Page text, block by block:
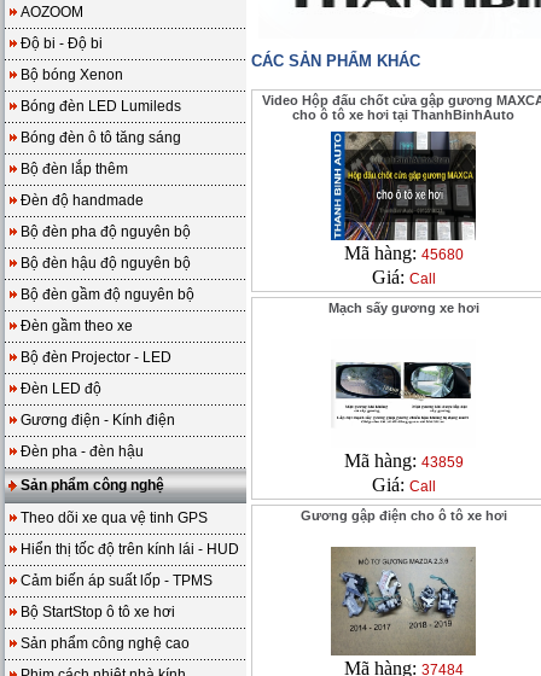
AOZOOM
Độ bi - Độ bi
Bộ bóng Xenon
Bóng đèn LED Lumileds
Bóng đèn ô tô tăng sáng
Bộ đèn lắp thêm
Đèn độ handmade
Bộ đèn pha độ nguyên bộ
Bộ đèn hậu độ nguyên bộ
Bộ đèn gầm độ nguyên bộ
Đèn gầm theo xe
Bộ đèn Projector - LED
Đèn LED độ
Gương điện - Kính điện
Đèn pha - đèn hậu
Sản phẩm công nghệ
Theo dõi xe qua vệ tinh GPS
Hiển thị tốc độ trên kính lái - HUD
Cảm biến áp suất lốp - TPMS
Bộ StartStop ô tô xe hơi
Sản phẩm công nghệ cao
CÁC SẢN PHẨM KHÁC
Video Hộp đấu chốt cửa gập gương
cho ô tô xe hơi tại ThanhBinhAuto
Mã hàng: 45680
Giá: Call
Mạch sấy gương xe hơi
Mã hàng: 43859
Giá: Call
Gương gập điện cho ô tô xe hơi
Mã hàng: 37484